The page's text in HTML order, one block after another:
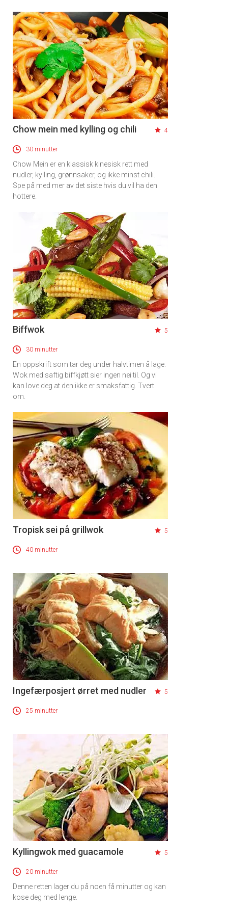
Chow mein med kylling og chili 4
30 minutter
Chow Mein er en klassisk kinesisk rett med
nudler, kylling, grønnsaker, og ikke minst chili.
Spe på med mer av det siste hvis du vil ha den
hottere.
Biffwok 5
30 minutter
En oppskrift som tar deg under halvtimen å lage.
Wok med saftig biffkjøtt sier ingen nei til. Og vi
kan love deg at den ikke er smaksfattig. Tvert
om.
Tropisk sei på grillwok 5
40 minutter
Ingefærposjert ørret med nudler 5
25 minutter
Kyllingwok med guacamole 5
20 minutter
Denne retten lager du på noen få minutter og kan
kose deg med lenge.